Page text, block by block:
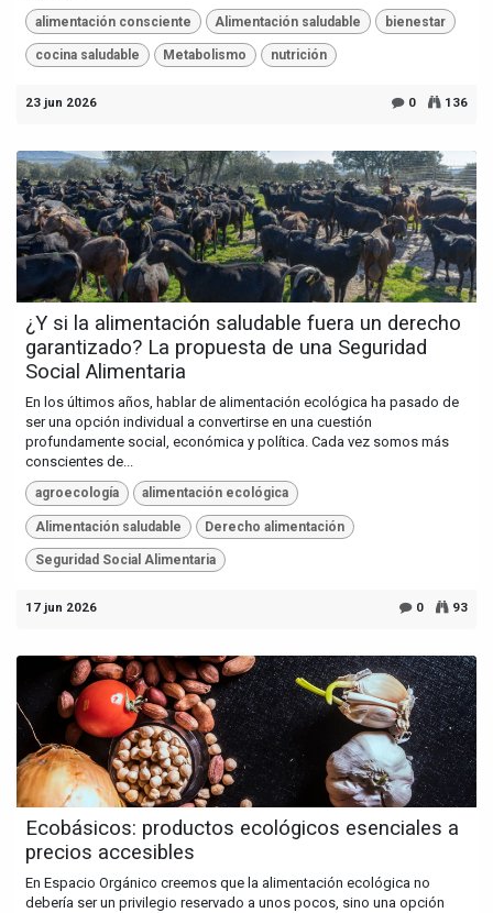
alimentación consciente Alimentación saludable bienestar
cocina saludable Metabolismo nutrición
23 jun 2026 0 136
¿Y si la alimentación saludable fuera un derecho
garantizado? La propuesta de una Seguridad
Social Alimentaria
En los últimos años, hablar de alimentación ecológica ha pasado de
ser una opción individual a convertirse en una cuestión
profundamente social, económica y política. Cada vez somos más
conscientes de...
agroecología alimentación ecológica
Alimentación saludable Derecho alimentación
Seguridad Social Alimentaria
17 jun 2026 0 93
Ecobásicos: productos ecológicos esenciales a
precios accesibles
En Espacio Orgánico creemos que la alimentación ecológica no
debería ser un privilegio reservado a unos pocos, sino una opción